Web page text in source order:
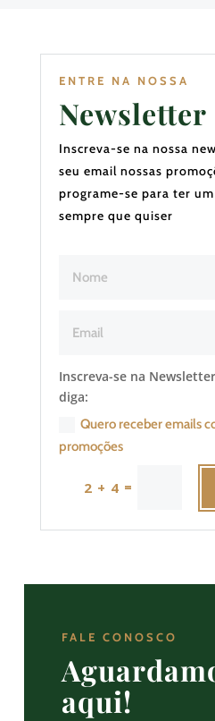
ENTRE NA NOSSA
Newsletter
Inscreva-se na nossa
seu email nossas
programe-se para ter
sempre que quiser
Inscreva-se na
diga:
Quero receber emails
promoções
2 + 4 =
FALE CONOSCO
aqui!